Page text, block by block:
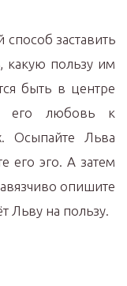
заставить
какую пользу им
быть в центре
его любовь к
Осыпайте Льва
его эго. А затем
опишите
Льву на пользу.